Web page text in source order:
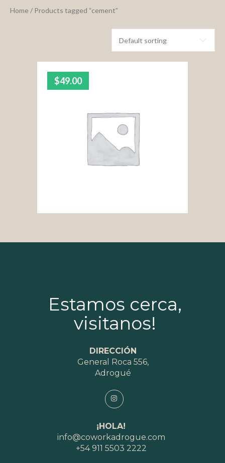
Home / Products tagged “cement”
$49.00
Estamos cerca,
visitanos!
DIRECCIÓN
General Roca 556,
Adrogué
¡HOLA!
info@coworkadrogue.com
+54 911 5503 2222